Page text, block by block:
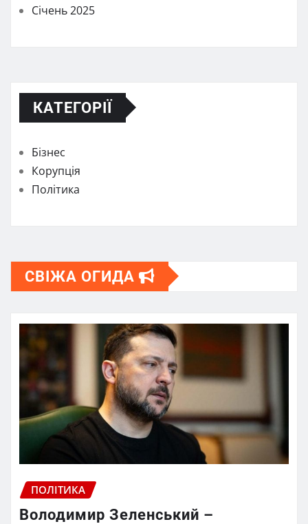
Січень 2025
КАТЕГОРІЇ
Бізнес
Корупція
Політика
СВІЖА ОГИДА
ПОЛІТИКА
Володимир Зеленський –